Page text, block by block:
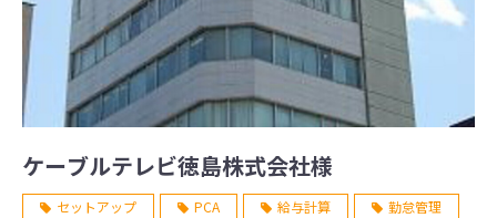
ケーブルテレビ徳島株式会社様
セットアップ PCA 給与計算
勤怠管理